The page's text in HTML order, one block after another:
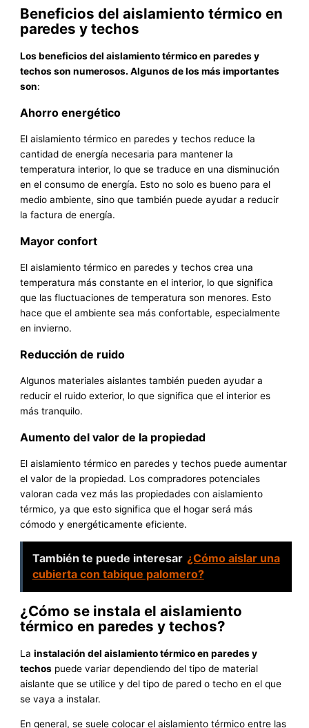
Beneficios del aislamiento térmico en
paredes y techos
Los beneficios del aislamiento térmico en paredes y
techos son numerosos. Algunos de los más importantes
son:
Ahorro energético
El aislamiento térmico en paredes y techos reduce la
cantidad de energía necesaria para mantener la
temperatura interior, lo que se traduce en una disminución
en el consumo de energía. Esto no solo es bueno para el
medio ambiente, sino que también puede ayudar a reducir
la factura de energía.
Mayor confort
El aislamiento térmico en paredes y techos crea una
temperatura más constante en el interior, lo que significa
que las fluctuaciones de temperatura son menores. Esto
hace que el ambiente sea más confortable, especialmente
en invierno.
Reducción de ruido
Algunos materiales aislantes también pueden ayudar a
reducir el ruido exterior, lo que significa que el interior es
más tranquilo.
Aumento del valor de la propiedad
El aislamiento térmico en paredes y techos puede aumentar
el valor de la propiedad. Los compradores potenciales
valoran cada vez más las propiedades con aislamiento
térmico, ya que esto significa que el hogar será más
cómodo y energéticamente eficiente.
También te puede interesar ¿Cómo aislar una
cubierta con tabique palomero?
¿Cómo se instala el aislamiento
térmico en paredes y techos?
Lainstalación del aislamiento térmico en paredes y
techos puede variar dependiendo del tipo de material
aislante que se utilice y del tipo de pared o techo en el que
se vaya a instalar.
En general, se suele colocar el aislamiento térmico entre las